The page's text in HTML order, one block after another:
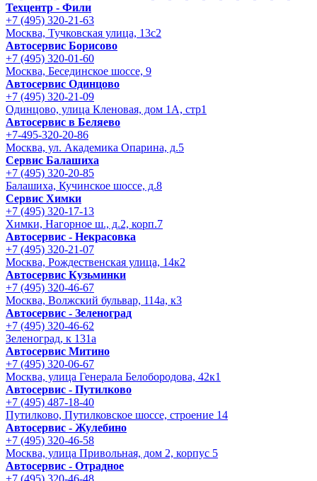
Техцентр - Фили
+7 (495) 320-21-63
Москва, Тучковская улица, 13с2
Автосервис Борисово
+7 (495) 320-01-60
Москва, Бесединское шоссе, 9
Автосервис Одинцово
+7 (495) 320-21-09
Одинцово, улица Кленовая, дом 1А, стр1
Автосервис в Беляево
+7-495-320-20-86
Москва, ул. Академика Опарина, д.5
Сервис Балашиха
+7 (495) 320-20-85
Балашиха, Кучинское шоссе, д.8
Сервис Химки
+7 (495) 320-17-13
Химки, Нагорное ш., д.2, корп.7
Автосервис - Некрасовка
+7 (495) 320-21-07
Москва, Рождественская улица, 14к2
Автосервис Кузьминки
+7 (495) 320-46-67
Москва, Волжский бульвар, 114а, к3
Автосервис - Зеленоград
+7 (495) 320-46-62
Зеленоград, к 131а
Автосервис Митино
+7 (495) 320-06-67
Москва, улица Генерала Белобородова, 42к1
Автосервис - Путилково
+7 (495) 487-18-40
Путилково, Путилковское шоссе, строение 14
Автосервис - Жулебино
+7 (495) 320-46-58
Москва, улица Привольная, дом 2, корпус 5
Автосервис - Отрадное
+7 (495) 320-46-48